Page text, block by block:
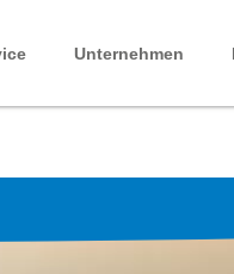
Unternehmen